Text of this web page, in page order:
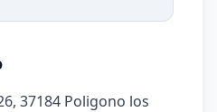
37184 Poligono los